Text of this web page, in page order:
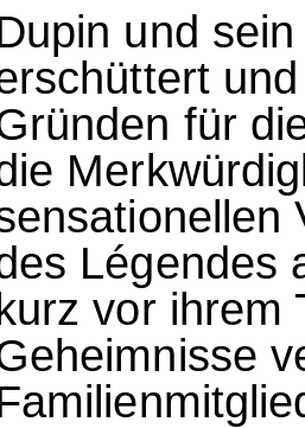
und
für
Légendes
vor ihrem